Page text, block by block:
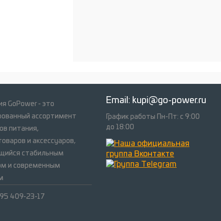
GoPower - это
ассортимент
питания,
и аксессуаров,
стабильным
и современным
409-23-17
Email: kupi@go-power.ru
График работы Пн-Пт: с 9:00
до 18:00